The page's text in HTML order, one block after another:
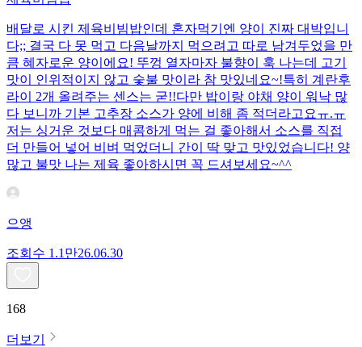
배달로 시킨 제육비빔밥인데 혼자먹기엔 양이 진짜 대박입니
다;; 결국 다 못 먹고 다음날까지 먹으려고 따로 남겨두었을 만
큼 혜자로운 양이에요! 뚜껑 열자마자 불향이 훅 나는데 고기
맛이 인위적이지 않고 숯불 맛이라 참 맛있네요~!특히 계란후
라이 2개 올려주는 센스는 굳!! ​다만 밥이랑 야채 양이 워낙 많
다 보니까 기본 고추장 소스가 양에 비해 좀 적더라고요ㅠ.ㅠ
저는 싱거운 것보다 매콤하게 먹는 걸 좋아해서 소스를 직접
더 만들어 넣어 비벼 먹었더니 간이 딱 맞고 맛있었습니다! 양
많고 불맛 나는 제육 좋아하시면 꼭 드셔보세요~^^
으앵
조회수 1.1만26.06.30
168
더보기